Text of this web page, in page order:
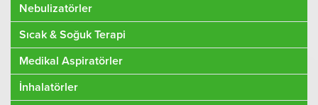
Nebulizatörler
Sıcak & Soğuk Terapi
Medikal Aspiratörler
İnhalatörler